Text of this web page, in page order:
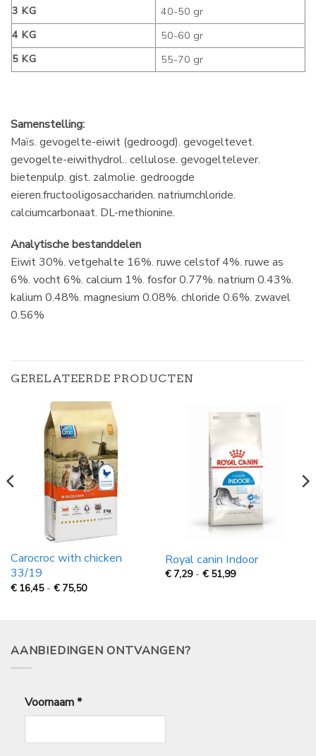
3 KG
40-50 gr
4 KG
50-60 gr
5 KG
55-70 gr
Samenstelling:
Maïs. gevogelte-eiwit (gedroogd). gevogeltevet.
gevogelte-eiwithydrol.. cellulose. gevogeltelever.
bietenpulp. gist. zalmolie. gedroogde
eieren.fructooligosacchariden. natriumchloride.
calciumcarbonaat. DL-methionine.
Analytische bestanddelen
Eiwit 30%. vetgehalte 16%. ruwe celstof 4%. ruwe as
6%. vocht 6%. calcium 1%. fosfor 0.77%. natrium 0.43%.
kalium 0.48%. magnesium 0.08%. chloride 0.6%. zwavel
0.56%
GERELATEERDE PRODUCTEN
Carocroc with chicken
33/19
€ 16,45 - € 75,50Prijsklasse:
€
Royal canin Indoor
€ 7,29 - € 51,99Prijsklasse:
51,99
AANBIEDINGEN ONTVANGEN?
Voornaam*